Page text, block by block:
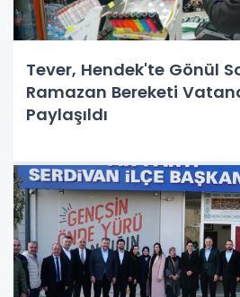
Tever, Hendek'te Gönül
Ramazan Bereketi
Paylaşıldı